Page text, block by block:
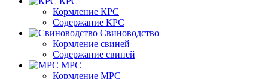
Кормление КРС
Содержание КРС
Свиноводство
Кормление свиней
Содержание свиней
МРС
Кормление МРС